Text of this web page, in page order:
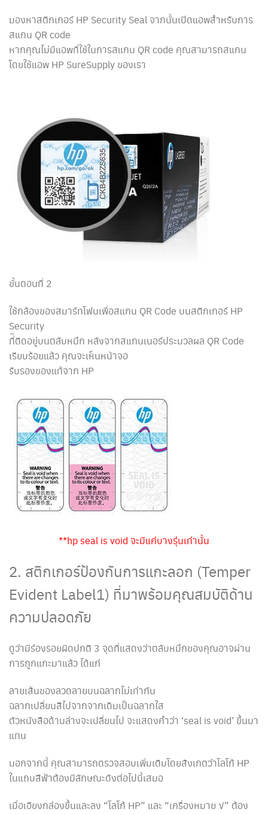
มองหาสติกเกอร์ HP Security Seal จากนั้นเปิดแอพสำหรับการ
สแกน QR code
หากคุณไม่มีแอพที่ใช้ในการสแกน QR code คุณสามารถสแกน
โดยใช้แอพ HP SureSupply ของเรา
ขั้นตอนที่ 2
ใช้กล้องของสมาร์ทโฟนเพื่อสแกน QR Code บนสติกเกอร์ HP
Security
ที่ิติดอยู่บนตลับหมึก หลังจากสแกนเนอร์ประมวลผล QR Code
เรียบร้อยแล้ว คุณจะเห็นหน้าจอ
รับรองของแท้จาก HP
**hp seal is void จะมีแค่บางรุ่นเท่านั้น
2. สติกเกอร์ป้องกันการแกะลอก (Temper
Evident Label1) ที่มาพร้อมคุณสมบัติด้าน
ความปลอดภัย
ดูว่ามีร่องรอยผิดปกติ 3 จุดที่แสดงว่าตลับหมึกของคุณอาจผ่าน
การถูกแกะมาแล้ว ได้แก่
ลายเส้นของลวดลายบนฉลากไม่เท่ากัน
ฉลากเปลี่ยนสีไปจากจากเดิมเป็นฉลากใส
ตัวหนังสือด้านล่างจะเปลี่ยนไป จะแสดงคำว่า ‘seal is void’ ขึ้นมา
แทน
นอกจากนี้ คุณสามารถตรวจสอบเพิ่มเติมโดยสังเกตว่าโลโก้ HP
ในแถบสีฟ้าต้องมีลักษณะดังต่อไปนี้เสมอ
เมื่อเอียงกล่องขึ้นและลง “โลโก้ HP” และ “เครื่องหมาย √” ต้อง